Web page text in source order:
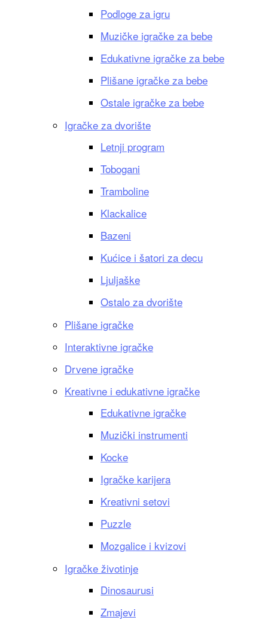
Podloge za igru
Muzičke igračke za bebe
Edukativne igračke za bebe
Plišane igračke za bebe
Ostale igračke za bebe
Igračke za dvorište
Letnji program
Tobogani
Tramboline
Klackalice
Bazeni
Kućice i šatori za decu
Ljuljaške
Ostalo za dvorište
Plišane igračke
Interaktivne igračke
Drvene igračke
Kreativne i edukativne igračke
Edukativne igračke
Muzički instrumenti
Kocke
Igračke karijera
Kreativni setovi
Puzzle
Mozgalice i kvizovi
Igračke životinje
Dinosaurusi
Zmajevi